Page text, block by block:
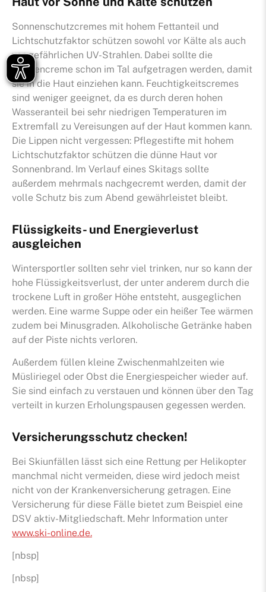
Sonnenschutzcremes mit hohem Fettanteil und
Lichtschutzfaktor schützen sowohl vor Kälte als auch
vor gefährlichen UV-Strahlen. Dabei sollte die
Sonnencreme schon im Tal aufgetragen werden, damit
sie in die Haut einziehen kann. Feuchtigkeitscremes
sind weniger geeignet, da es durch deren hohen
Wasseranteil bei sehr niedrigen Temperaturen im
Extremfall zu Vereisungen auf der Haut kommen kann.
Die Lippen nicht vergessen: Pflegestifte mit hohem
Lichtschutzfaktor schützen die dünne Haut vor
Sonnenbrand. Im Verlauf eines Skitags sollte
außerdem mehrmals nachgecremt werden, damit der
volle Schutz bis zum Abend gewährleistet bleibt.
Flüssigkeits- und Energieverlust
ausgleichen
Wintersportler sollten sehr viel trinken, nur so kann der
hohe Flüssigkeitsverlust, der unter anderem durch die
trockene Luft in großer Höhe entsteht, ausgeglichen
werden. Eine warme Suppe oder ein heißer Tee wärmen
zudem bei Minusgraden. Alkoholische Getränke haben
auf der Piste nichts verloren.
Außerdem füllen kleine Zwischenmahlzeiten wie
Müsliriegel oder Obst die Energiespeicher wieder auf.
Sie sind einfach zu verstauen und können über den Tag
verteilt in kurzen Erholungspausen gegessen werden.
Versicherungsschutz checken!
Bei Skiunfällen lässt sich eine Rettung per Helikopter
manchmal nicht vermeiden, diese wird jedoch meist
nicht von der Krankenversicherung getragen. Eine
Versicherung für diese Fälle bietet zum Beispiel eine
DSV aktiv-Mitgliedschaft. Mehr Information unter
www.ski-online.de.
[nbsp]
[nbsp]